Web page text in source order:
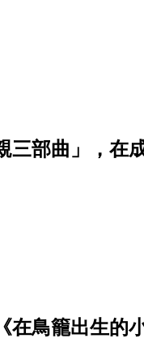
三部曲」，在
在鳥籠出生的